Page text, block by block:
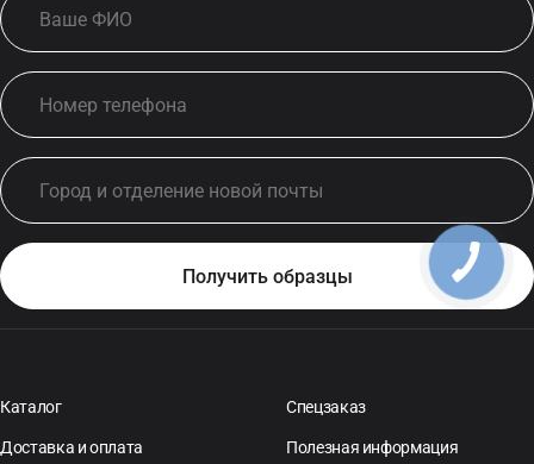
Каталог Спецзаказ
Доставка и оплата Полезная информация